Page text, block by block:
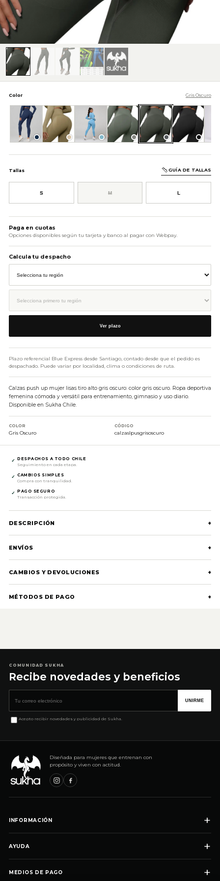
Color Gris Oscuro
Azul Oscuro Beige Celeste Gris Gris Oscuro Negro
Tallas GUÍA DE TALLAS
S M L
AÑADIR AL CARRITO
Paga en cuotas
Opciones disponibles según tu tarjeta y banco al pagar con Webpay.
Calcula tu despacho
Ver plazo
Plazo referencial Blue Express desde Santiago, contado desde que el pedido es
despachado. Puede variar por localidad, clima o condiciones de ruta.
Calzas push up mujer lisas tiro alto gris oscuro: color gris oscuro. Ropa deportiva
femenina cómoda y versátil para entrenamiento, gimnasio y uso diario.
Disponible en Sukha Chile.
COLOR
Gris Oscuro
CÓDIGO
calzaslpusgrisoscuro
✓ DESPACHOS A TODO CHILE
Seguimiento en cada etapa.
✓ CAMBIOS SIMPLES
Compra con tranquilidad.
✓ PAGO SEGURO
Transacción protegida.
DESCRIPCIÓN +
ENVÍOS +
CAMBIOS Y DEVOLUCIONES +
MÉTODOS DE PAGO +
COMUNIDAD SUKHA
Recibe novedades y beneficios
UNIRME
Acepto recibir novedades y publicidad de Sukha.
Diseñada para mujeres que entrenan con
propósito y viven con actitud.
INFORMACIÓN +
AYUDA +
MEDIOS DE PAGO +